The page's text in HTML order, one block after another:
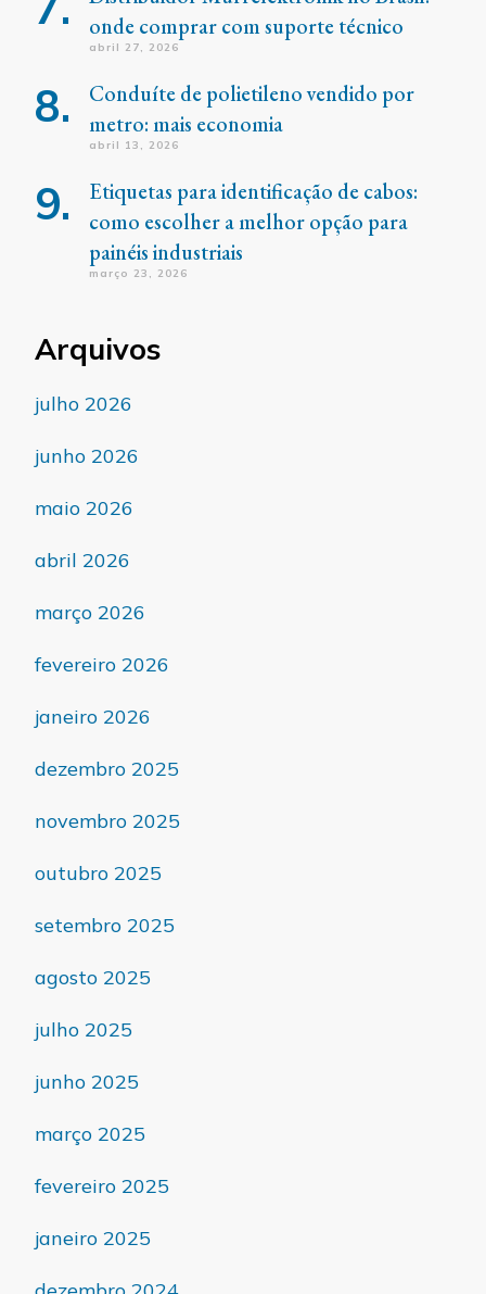
onde comprar com suporte técnico
abril 27, 2026
Conduíte de polietileno vendido por
metro: mais economia
abril 13, 2026
Etiquetas para identificação de cabos:
como escolher a melhor opção para
painéis industriais
março 23, 2026
Arquivos
julho 2026
junho 2026
maio 2026
abril 2026
março 2026
fevereiro 2026
janeiro 2026
dezembro 2025
novembro 2025
outubro 2025
setembro 2025
agosto 2025
julho 2025
junho 2025
março 2025
fevereiro 2025
janeiro 2025